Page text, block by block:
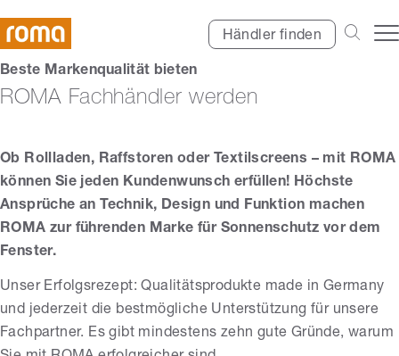
Händler finden
Beste Markenqualität bieten
ROMA Fachhändler werden
Ob Rollladen, Raffstoren oder Textilscreens – mit ROMA
können Sie jeden Kundenwunsch erfüllen! Höchste
Ansprüche an Technik, Design und Funktion machen
ROMA zur führenden Marke für Sonnenschutz vor dem
Fenster.
Unser Erfolgsrezept: Qualitätsprodukte made in Germany
und jederzeit die bestmögliche Unterstützung für unsere
Fachpartner. Es gibt mindestens zehn gute Gründe, warum